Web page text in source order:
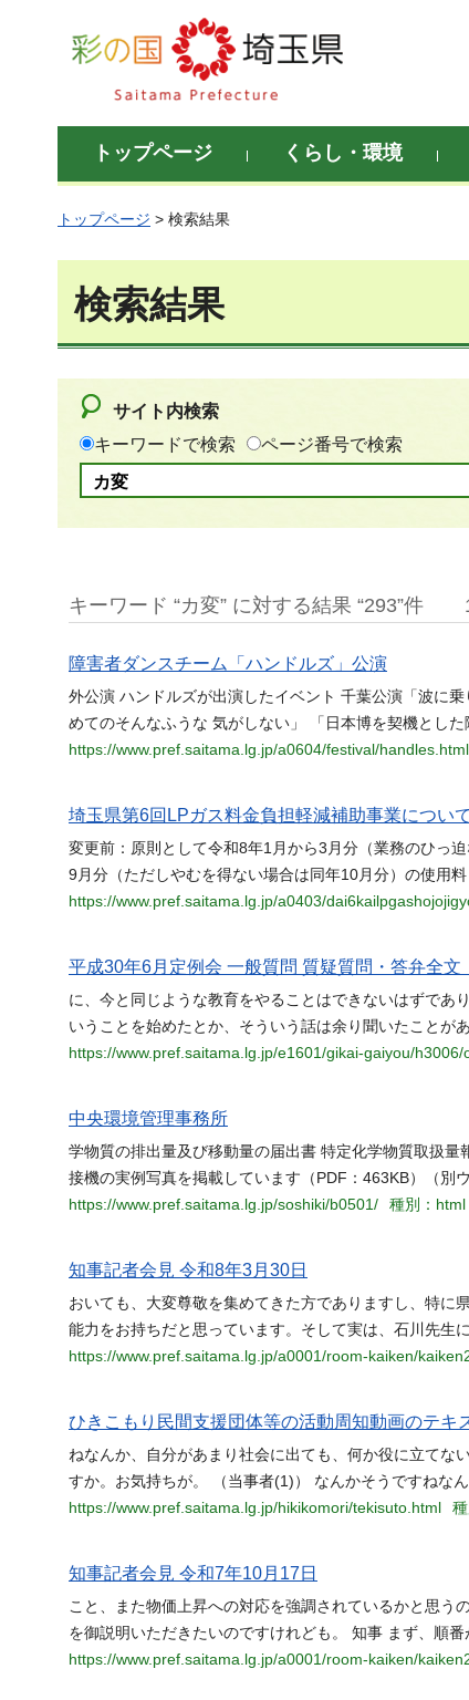
彩の国 埼玉県
トップページ くらし・環境
トップページ > 検索結果
検索結果
サイト内検索
キーワードで検索
ページ番号で検索
キーワード “カ変” に対する結果 “293”件
障害者ダンスチーム「ハンドルズ」公演
外公演 ハンドルズが出演したイベント 千葉公演「波に
めてのそんなふうな 気がしない」 「日本博を契機とし
https://www.pref.saitama.lg.jp/a0604/festival/handles.html
埼玉県第6回LPガス料金負担軽減補助事業について
変更前：原則として令和8年1月から3月分（業務のひっ
9月分（ただしやむを得ない場合は同年10月分）の使用
https://www.pref.saitama.lg.jp/a0403/
平成30年6月定例会 一般質問 質疑質問・答弁全文
に、今と同じような教育をやることはできないはずであ
いうことを始めたとか、そういう話は余り聞いたことが
https://www.pref.saitama.lg.jp/e1601/gikai-gaiyou/h3006/
中央環境管理事務所
学物質の排出量及び移動量の届出書 特定化学物質取扱
接機の実例写真を掲載しています（PDF：463KB）（別
https://www.pref.saitama.lg.jp/soshiki/b0501/
種別：html
知事記者会見 令和8年3月30日
おいても、大変尊敬を集めてきた方でありますし、特に
能力をお持ちだと思っています。そして実は、石川先生
https://www.pref.saitama.lg.jp/a0001/room-kaiken/
ひきこもり民間支援団体等の活動周知動画のテキ
ねなんか、自分があまり社会に出ても、何か役に立てな
すか。お気持ちが。 （当事者(1)） なんかそうですねな
https://www.pref.saitama.lg.jp/hikikomori/tekisuto.html
知事記者会見 令和7年10月17日
こと、また物価上昇への対応を強調されているかと思う
を御説明いただきたいのですけれども。 知事 まず、順
https://www.pref.saitama.lg.jp/a0001/room-kaiken/